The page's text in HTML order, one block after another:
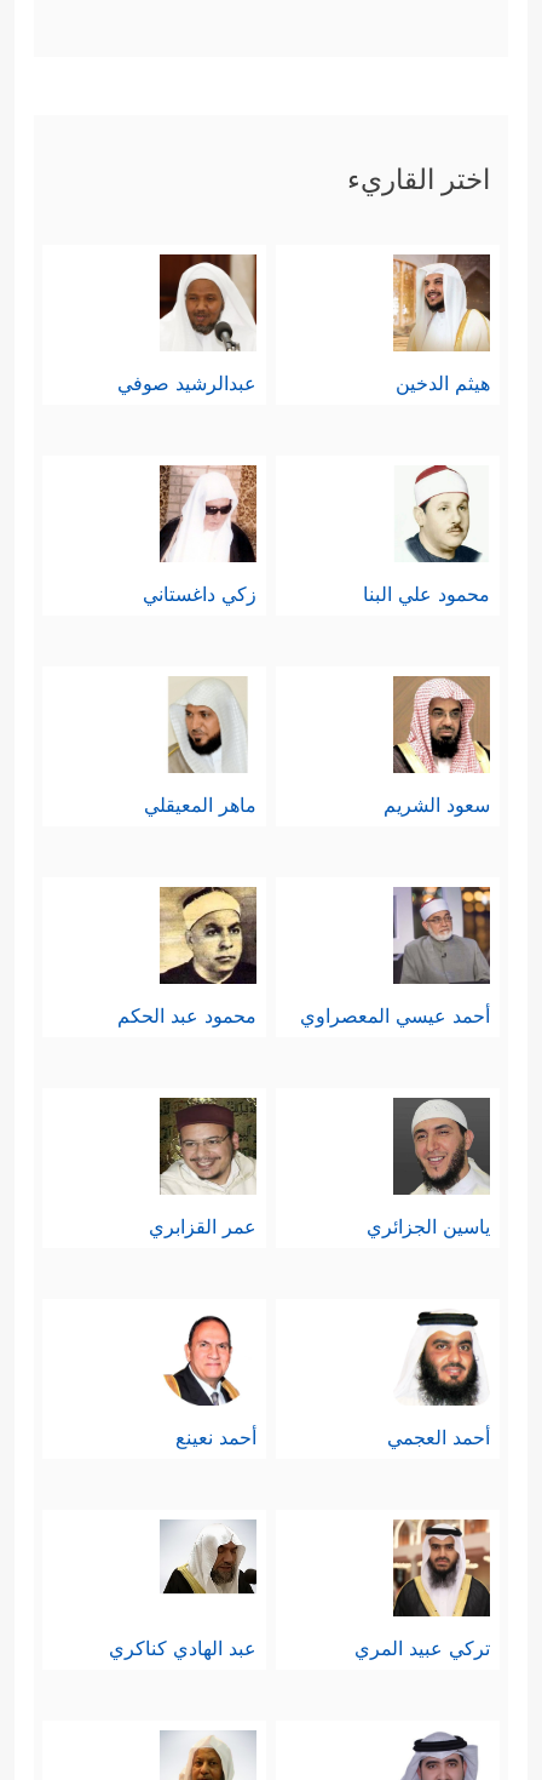
اختر القاريء
هيثم الدخين عبدالرشيد صوفي
محمود علي البنا زكي داغستاني
سعود الشريم ماهر المعيقلي
أحمد عيسي المعصراوي محمود عبد الحكم
ياسين الجزائري عمر القزابري
أحمد العجمي أحمد نعينع
تركي عبيد المري عبد الهادي كناكري